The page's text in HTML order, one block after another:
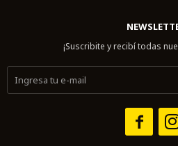
¡Suscribite y recibí todas
